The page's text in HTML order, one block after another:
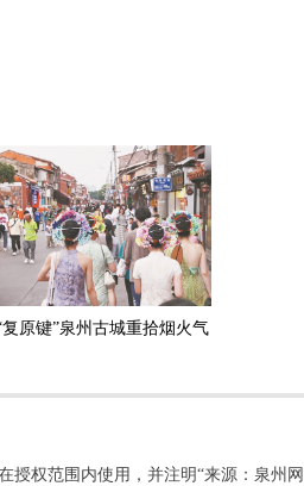
原键”泉州古城重拾烟火气
权范围内使用，并注明“来源：泉州